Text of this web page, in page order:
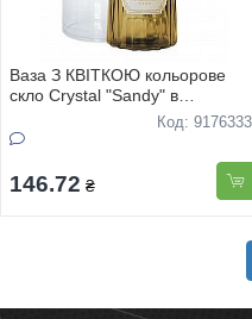
Ваза З КВIТКОЮ кольорове
скло Сrystal "Sandy" в
подарунковiй упаковцi 15см
Код: 9176333
146.72 ₴